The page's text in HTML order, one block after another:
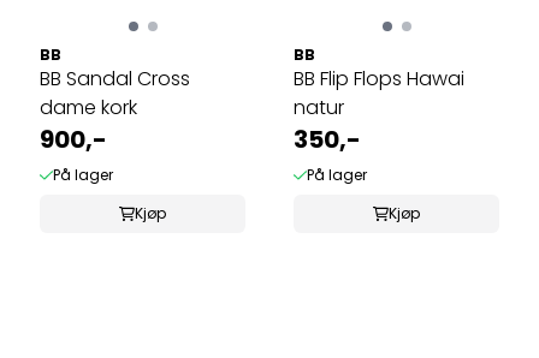
BB
BB Sandal Cross
dame kork
900,-
På lager
Kjøp
BB
BB Flip Flops Hawai
natur
350,-
På lager
Kjøp